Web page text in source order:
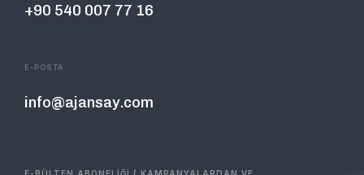
+90 540 007 77 16
E-POSTA
info@ajansay.com